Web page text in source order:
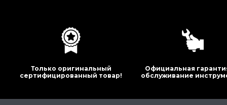
Только оригинальный
сертифицированный товар!
Официальная
обслуживание